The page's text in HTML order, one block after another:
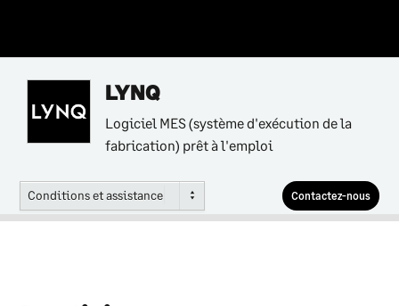
LYNQ
Logiciel MES (système d'exécution de la
fabrication) prêt à l'emploi
Conditions et assistance Contactez-nous